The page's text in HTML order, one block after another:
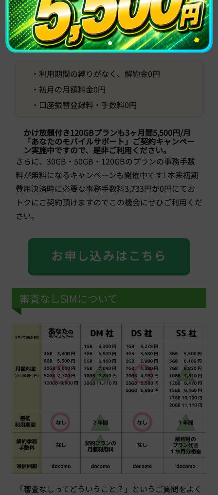
あなたのモバイルサポートは、身分証明書と銀行口座
があれば審査なしでどなたでもご契約できる格安SIM
サービスです。
・利用期間の縛りがなく、解約金0円
・初月の月額料金0円
・口座振替登録料・手数料0円
かけ放題付き120GBプランも3ヶ月間5,500円/月
「あなたのモバイルサポート」ご契約キャンペー
ン実施中ですので、是非ご利用ください。
さらに、30GB・50GB・120GBのプランの事務手数
料が無料になるキャンペーンも開催中です! 本来初期
費用決済時に必要な事務手数料3,733円が0円にてお
トクにご契約頂けますのでこの機会にぜひご利用くだ
さい。
お申し込みはこちら
審査なしSIMについて
「審査なしってどういうこと？」というご質問をよく